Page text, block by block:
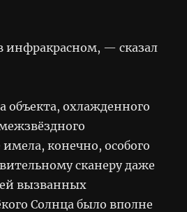
инфракрасном, — сказал
объекта, охлажденного
имела, конечно, особого
сканеру даже
вызванных
Солнца было вполне